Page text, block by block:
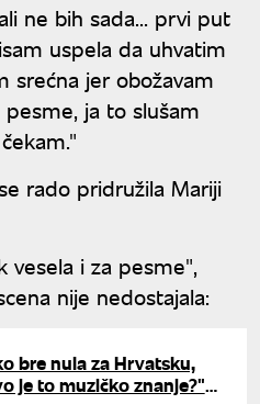
ne bih sada... prvi put
uspela da uhvatim
srećna jer obožavam
ja to slušam
rado pridružila Mariji
vesela i za pesme",
nije nedostajala:
bre nula za Hrvatsku,
je to muzičko znanje?"